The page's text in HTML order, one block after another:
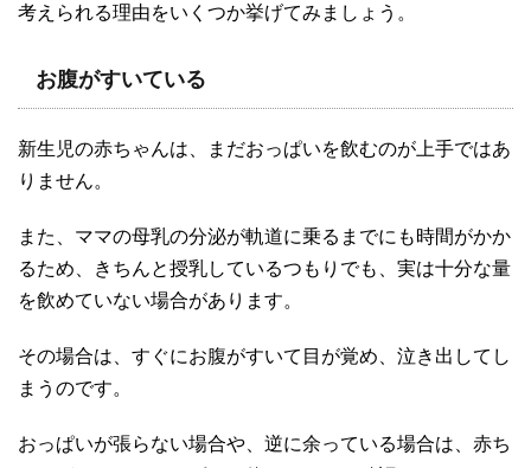
考えられる理由をいくつか挙げてみましょう。
お腹がすいている
新生児の赤ちゃんは、まだおっぱいを飲むのが上手ではあ
りません。
また、ママの母乳の分泌が軌道に乗るまでにも時間がかか
るため、きちんと授乳しているつもりでも、実は十分な量
を飲めていない場合があります。
その場合は、すぐにお腹がすいて目が覚め、泣き出してし
まうのです。
おっぱいが張らない場合や、逆に余っている場合は、赤ち